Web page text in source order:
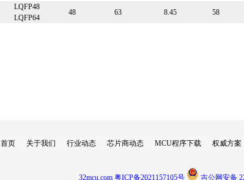
LQFP48
LQFP64
48 63 8.45 58
首页 关于我们 行业动态 芯片商动态 MCU程序下载 权威方案
32mcu.com 粤ICP备2021157105号 吉公网安备